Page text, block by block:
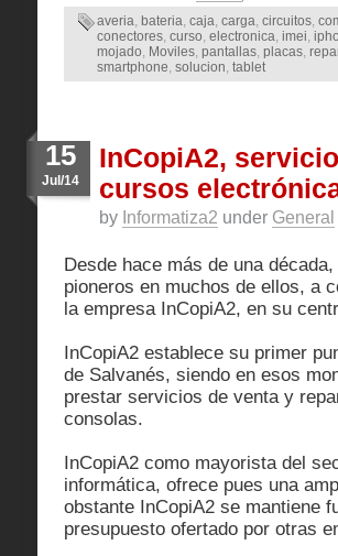
averia, bateria, caja, carga, circuitos,
conectores, curso, electronica, imei,
mojado, Moviles, pantallas, placas,
smartphone, solucion, tablet
15
Jul/14
InCopiA2,
cursos
by Informatiza2 under General
Desde hace más de una
pioneros en muchos de ellos, a
la empresa InCopiA2, en su
InCopiA2 establece su primer
de Salvanés, siendo en esos
prestar servicios de venta y
consolas.
InCopiA2 como mayorista del
informática, ofrece pues una
obstante InCopiA2 se mantiene
presupuesto ofertado por otras